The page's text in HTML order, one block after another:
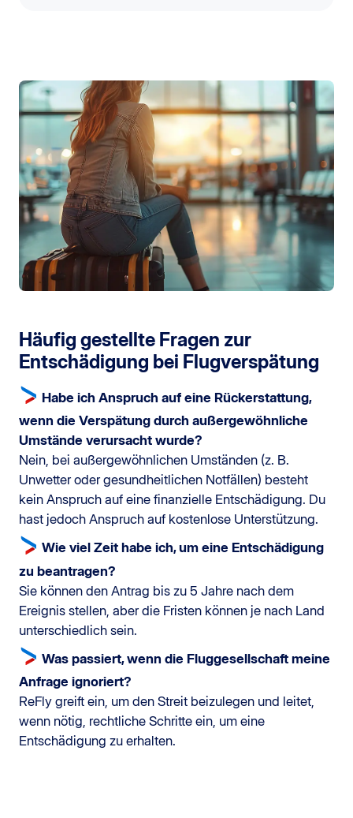
Häufig gestellte Fragen zur
Entschädigung bei Flugverspätung
Habe ich Anspruch auf eine Rückerstattung,
wenn die Verspätung durch außergewöhnliche
Umstände verursacht wurde?
Nein, bei außergewöhnlichen Umständen (z. B.
Unwetter oder gesundheitlichen Notfällen) besteht
kein Anspruch auf eine finanzielle Entschädigung. Du
hast jedoch Anspruch auf kostenlose Unterstützung.
Wie viel Zeit habe ich, um eine Entschädigung
zu beantragen?
Sie können den Antrag bis zu 5 Jahre nach dem
Ereignis stellen, aber die Fristen können je nach Land
unterschiedlich sein.
Was passiert, wenn die Fluggesellschaft meine
Anfrage ignoriert?
ReFly greift ein, um den Streit beizulegen und leitet,
wenn nötig, rechtliche Schritte ein, um eine
Entschädigung zu erhalten.